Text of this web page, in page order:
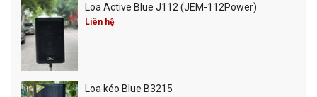
Loa Active Blue J112 (JEM-112Power)
Liên hệ
Loa kéo Blue B3215